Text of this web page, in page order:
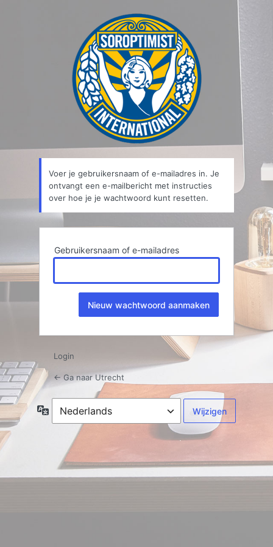
Voer je gebruikersnaam of e-mailadres in. Je
ontvangt een e-mailbericht met instructies
over hoe je je wachtwoord kunt resetten.
Gebruikersnaam of e-mailadres
Login
← Ga naar Utrecht
Taal